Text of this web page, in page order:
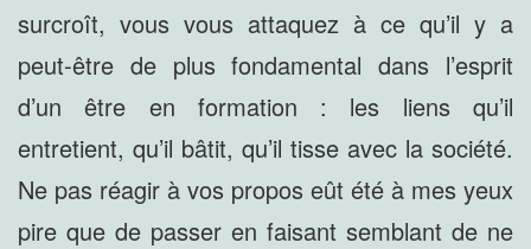
surcroît, vous vous attaquez à ce qu’il y a
peut-être de plus fondamental dans l’esprit
d’un être en formation : les liens qu’il
entretient, qu’il bâtit, qu’il tisse avec la société.
Ne pas réagir à vos propos eût été à mes yeux
pire que de passer en faisant semblant de ne